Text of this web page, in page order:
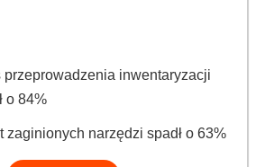
przeprowadzenia inwentaryzacji
o 84%
zaginionych narzędzi spadł o 63%